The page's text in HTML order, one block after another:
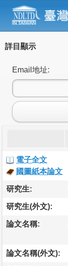
詳目顯示
Email地址:
電子全文
國圖紙本論文
研究生:
研究生(外文):
論文名稱:
論文名稱(外文):